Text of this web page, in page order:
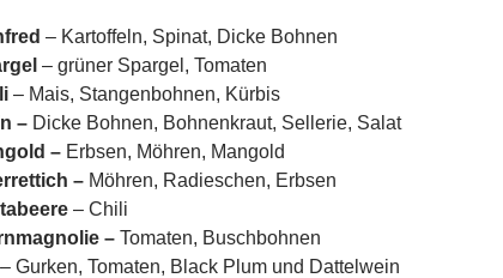
– Kartoffeln, Spinat, Dicke Bohnen
– grüner Spargel, Tomaten
– Mais, Stangenbohnen, Kürbis
– Dicke Bohnen, Bohnenkraut, Sellerie, Salat
– Erbsen, Möhren, Mangold
– Möhren, Radieschen, Erbsen
– Chili
– Tomaten, Buschbohnen
– Gurken, Tomaten, Black Plum und Dattelwein